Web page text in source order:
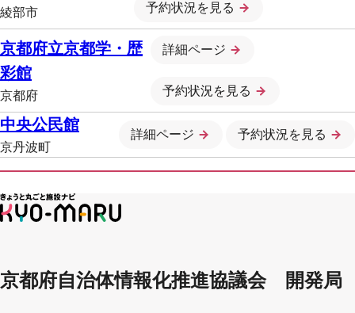
綾部市 予約状況を見る
京都府立京都学・歴
彩館
京都府
詳細ページ
予約状況を見る
中央公民館
京丹波町
詳細ページ 予約状況を見る
京都府自治体情報化推進協議会 開発局